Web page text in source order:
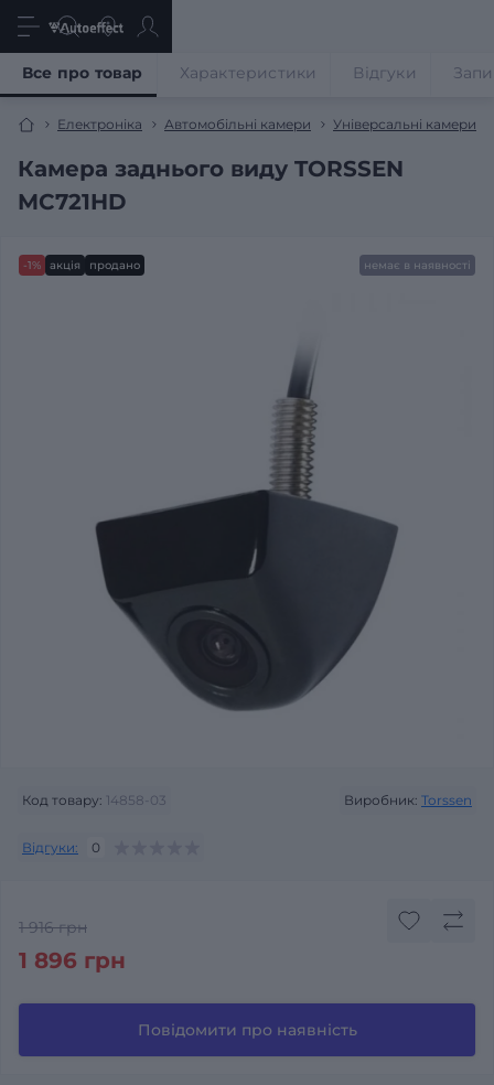
Електроніка Автомобільні камери Універсальні камери
Камера заднього виду TORSSEN
MC721HD
Все про товар Характеристики Відгуки
-1% акція продано немає в наявності
Код товару: 14858-03 Виробник: Torssen
Відгуки: 0
1 916 грн
1 896 грн
Повідомити про наявність